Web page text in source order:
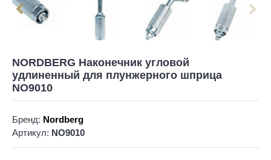
NORDBERG Наконечник угловой
удлиненный для плунжерного шприца
NO9010
Бренд: Nordberg
Артикул: NO9010